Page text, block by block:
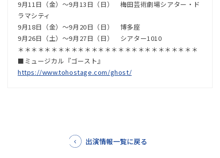
9月11日（金）～9月13日（日） 梅田芸術劇場シアター・ド
ラマシティ
9月18日（金）～9月20日（日） 博多座
9月26日（土）～9月27日（日） シアター1010
＊＊＊＊＊＊＊＊＊＊＊＊＊＊＊＊＊＊＊＊＊＊＊＊＊＊＊
■ミュージカル『ゴースト』
https://www.tohostage.com/ghost/
出演情報一覧に戻る